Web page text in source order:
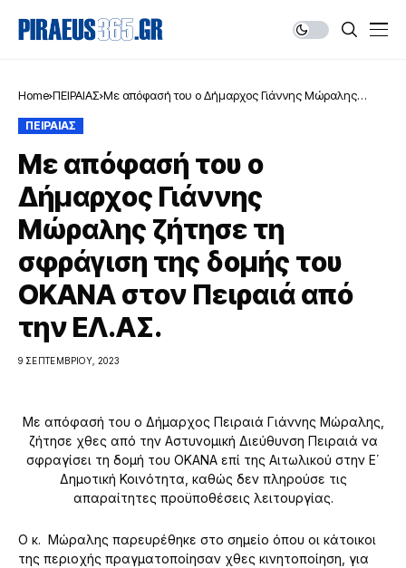
Home ΠΕΙΡΑΙΑΣ Με απόφασή του ο Δήμαρχος Γιάννης Μώραλης
ΠΕΙΡΑΙΑΣ
Με απόφασή του ο
Δήμαρχος Γιάννης
Μώραλης ζήτησε τη
σφράγιση της δομής του
ΟΚΑΝΑ στον Πειραιά από
την ΕΛ.ΑΣ.
9 ΣΕΠΤΕΜΒΡΊΟΥ, 2023
Με απόφασή του ο Δήμαρχος Πειραιά Γιάννης Μώραλης,
ζήτησε χθες από την Αστυνομική Διεύθυνση Πειραιά να
σφραγίσει τη δομή του ΟΚΑΝΑ επί της Αιτωλικού στην Ε΄
Δημοτική Κοινότητα, καθώς δεν πληρούσε τις
απαραίτητες προϋποθέσεις λειτουργίας.
Ο κ. Μώραλης παρευρέθηκε στο σημείο όπου οι κάτοικοι
της περιοχής πραγματοποίησαν χθες κινητοποίηση, για